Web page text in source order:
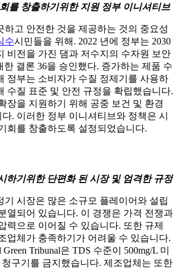
를 창출하기위한 지원 정부 이니셔티브
하고 안전한 것을 제공하는 것의 중요성
수시민들을 위해. 2022 년에 정부는 2030
비전을 가진 댐과 저수지의 수자원 보안
한 결론 36을 승인했다. 증가하는 제품 수
정부는 소비자가 수질 정제기를 사용하
수질 표준 및 안전 규정을 확립했습니다.
장을 지원하기 위해 공중 보건 및 환경
. 이러한 정부 이니셔티브와 정책은 시
회를 창출하도록 설정되었습니다.
하기위한 단편화 된 시장 및 엄격한 규정
기 시장은 많은 소규모 플레이어와 설립
열되어 있습니다. 이 경쟁은 가격 전쟁과
력으로 이어질 수 있습니다. 또한 규제
업체가 충족하기가 어려울 수 있습니다.
Tribunal은 TDS 수준이 500mg/L 미
구기를 금지했습니다. 제조업체는 또한